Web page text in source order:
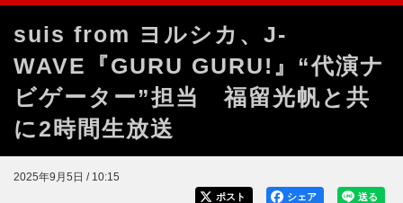
suis from ヨルシカ、J-
WAVE『GURU GURU!』“代演ナ
ビゲーター”担当 福留光帆と共
に2時間生放送
2025年9月5日 / 10:15
送る
シェア
ポスト